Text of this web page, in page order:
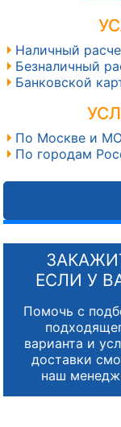
Наличный
Безналичный
Банковской
По Москве и МО
По городам
ЕСЛИ У
Помочь с
варианта и
доставки
наш